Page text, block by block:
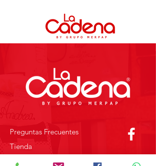
Preguntas Frecuentes
Tienda
Sobre Nosotros